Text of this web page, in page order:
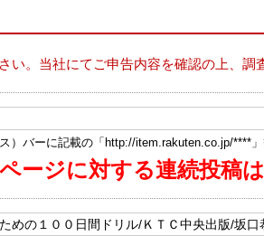
。当社にてご申告内容を確認の上、調
）バーに記載の「http://item.rakuten.co.jp/****
ージに対する連続投稿